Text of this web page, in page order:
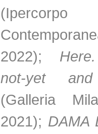
2022);
not-yet
(Galleria
2021); DAMA